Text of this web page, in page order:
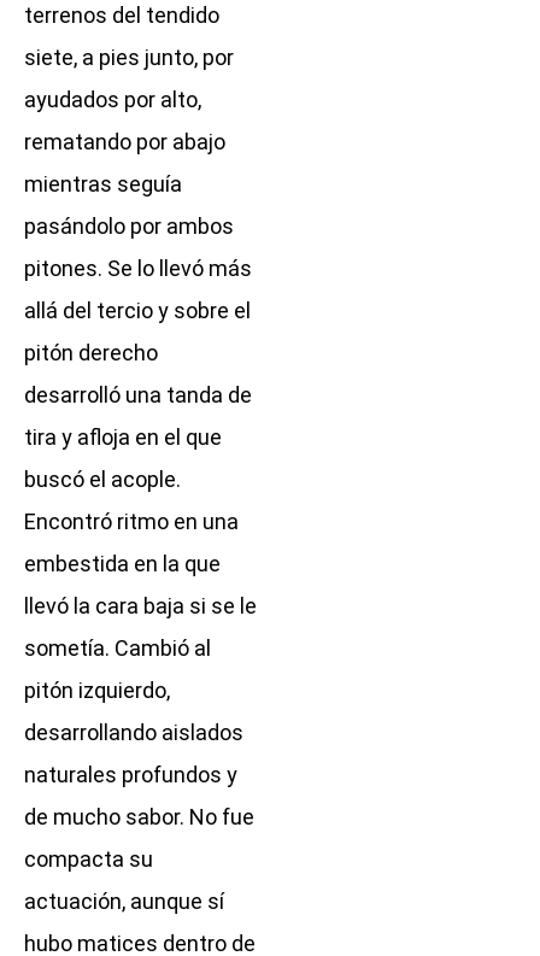
terrenos del tendido
siete, a pies junto, por
ayudados por alto,
rematando por abajo
mientras seguía
pasándolo por ambos
pitones. Se lo llevó más
allá del tercio y sobre el
pitón derecho
desarrolló una tanda de
tira y afloja en el que
buscó el acople.
Encontró ritmo en una
embestida en la que
llevó la cara baja si se le
sometía. Cambió al
pitón izquierdo,
desarrollando aislados
naturales profundos y
de mucho sabor. No fue
compacta su
actuación, aunque sí
hubo matices dentro de